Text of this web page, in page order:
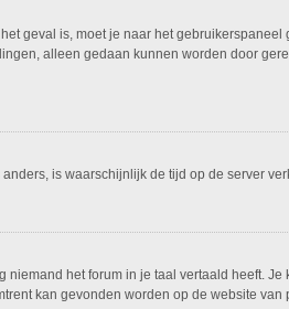
geval is, moet je naar het
alleen gedaan kunnen worden door
is waarschijnlijk de tijd op de server
het forum in je taal vertaald heeft.
kan gevonden worden op de website